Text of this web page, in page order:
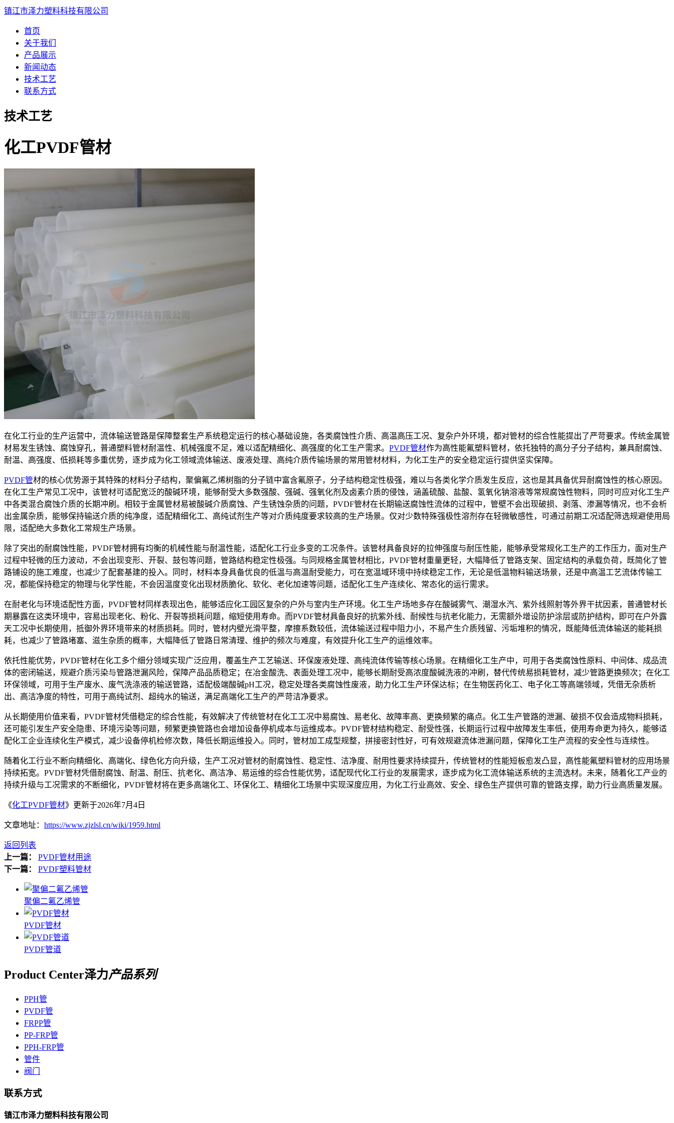
镇江市泽力塑料科技有限公司
首页
关于我们
产品展示
新闻动态
技术工艺
联系方式
技术工艺
化工PVDF管材
在化工行业的生产运营中，流体输送管路是保障整套生产系统稳定运行的核心基础设施，各类腐蚀性介质、高温高压工况、复杂户外环境，都对管材的综合性能提出了严苛要求。传统金属管
材易发生锈蚀、腐蚀穿孔，普通塑料管材耐温性、机械强度不足，难以适配精细化、高强度的化工生产需求。 PVDF管材作为高性能氟塑料管材，依托独特的高分子分子结构，兼具耐腐蚀、
耐温、高强度、低损耗等多重优势，逐步成为化工领域流体输送、废液处理、高纯介质传输场景的常用管材材料，为化工生产的安全稳定运行提供坚实保障。
PVDF管材的核心优势源于其特殊的材料分子结构，聚偏氟乙烯树脂的分子链中富含氟原子，分子结构稳定性极强，难以与各类化学介质发生反应，这也是其具备优异耐腐蚀性的核心原因。
在化工生产常见工况中，该管材可适配宽泛的酸碱环境，能够耐受大多数强酸、强碱、强氧化剂及卤素介质的侵蚀，涵盖硫酸、盐酸、氢氧化钠溶液等常规腐蚀性物料，同时可应对化工生产
中各类混合腐蚀介质的长期冲刷。相较于金属管材易被酸碱介质腐蚀、产生锈蚀杂质的问题，PVDF管材在长期输送腐蚀性流体的过程中，管壁不会出现破损、剥落、渗漏等情况，也不会析
出金属杂质，能够保持输送介质的纯净度，适配精细化工、高纯试剂生产等对介质纯度要求较高的生产场景。仅对少数特殊强极性溶剂存在轻微敏感性，可通过前期工况适配筛选规避使用局
限，适配绝大多数化工常规生产场景。
除了突出的耐腐蚀性能，PVDF管材拥有均衡的机械性能与耐温性能，适配化工行业多变的工况条件。该管材具备良好的拉伸强度与耐压性能，能够承受常规化工生产的工作压力，面对生产
过程中轻微的压力波动，不会出现变形、开裂、鼓包等问题，管路结构稳定性极强。与同规格金属管材相比，PVDF管材重量更轻，大幅降低了管路支架、固定结构的承载负荷，既简化了管
路铺设的施工难度，也减少了配套基建的投入。同时，材料本身具备优良的低温与高温耐受能力，可在宽温域环境中持续稳定工作，无论是低温物料输送场景，还是中高温工艺流体传输工
况，都能保持稳定的物理与化学性能，不会因温度变化出现材质脆化、软化、老化加速等问题，适配化工生产连续化、常态化的运行需求。
在耐老化与环境适配性方面，PVDF管材同样表现出色，能够适应化工园区复杂的户外与室内生产环境。化工生产场地多存在酸碱雾气、潮湿水汽、紫外线照射等外界干扰因素，普通管材长
期暴露在这类环境中，容易出现老化、粉化、开裂等损耗问题，缩短使用寿命。而PVDF管材具备良好的抗紫外线、耐候性与抗老化能力，无需额外增设防护涂层或防护结构，即可在户外露
天工况中长期使用，抵御外界环境带来的材质损耗。同时，管材内壁光滑平整，摩擦系数较低，流体输送过程中阻力小，不易产生介质残留、污垢堆积的情况，既能降低流体输送的能耗损
耗，也减少了管路堵塞、滋生杂质的概率，大幅降低了管路日常清理、维护的频次与难度，有效提升化工生产的运维效率。
依托性能优势，PVDF管材在化工多个细分领域实现广泛应用，覆盖生产工艺输送、环保废液处理、高纯流体传输等核心场景。在精细化工生产中，可用于各类腐蚀性原料、中间体、成品流
体的密闭输送，规避介质污染与管路泄漏风险，保障产品品质稳定；在冶金酸洗、表面处理工况中，能够长期耐受高浓度酸碱洗液的冲刷，替代传统易损耗管材，减少管路更换频次；在化工
环保领域，可用于生产废水、废气洗涤液的输送管路，适配极端酸碱pH工况，稳定处理各类腐蚀性废液，助力化工生产环保达标；在生物医药化工、电子化工等高端领域，凭借无杂质析
出、高洁净度的特性，可用于高纯试剂、超纯水的输送，满足高端化工生产的严苛洁净要求。
从长期使用价值来看，PVDF管材凭借稳定的综合性能，有效解决了传统管材在化工工况中易腐蚀、易老化、故障率高、更换频繁的痛点。化工生产管路的泄漏、破损不仅会造成物料损耗，
还可能引发生产安全隐患、环境污染等问题，频繁更换管路也会增加设备停机成本与运维成本。PVDF管材结构稳定、耐受性强，长期运行过程中故障发生率低，使用寿命更为持久，能够适
配化工企业连续化生产模式，减少设备停机检修次数，降低长期运维投入。同时，管材加工成型规整，拼接密封性好，可有效规避流体泄漏问题，保障化工生产流程的安全性与连续性。
随着化工行业不断向精细化、高端化、绿色化方向升级，生产工况对管材的耐腐蚀性、稳定性、洁净度、耐用性要求持续提升，传统管材的性能短板愈发凸显，高性能氟塑料管材的应用场景
持续拓宽。PVDF管材凭借耐腐蚀、耐温、耐压、抗老化、高洁净、易运维的综合性能优势，适配现代化工行业的发展需求，逐步成为化工流体输送系统的主流选材。未来，随着化工产业的
持续升级与工况需求的不断细化，PVDF管材将在更多高端化工、环保化工、精细化工场景中实现深度应用，为化工行业高效、安全、绿色生产提供可靠的管路支撑，助力行业高质量发展。
《化工PVDF管材》更新于2026年7月4日
文章地址： https://www.zjzlsl.cn/wiki/1959.html
返回列表
上一篇：
PVDF管材用途
下一篇：
PVDF塑料管材
聚偏二氟乙烯管
PVDF管材
PVDF管道
Product Center泽力产品系列
PPH管
PVDF管
FRPP管
PP-FRP管
PPH-FRP管
管件
阀门
联系方式
镇江市泽力塑料科技有限公司